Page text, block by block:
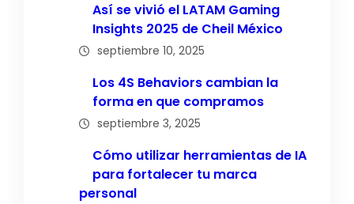
Así se vivió el LATAM Gaming
Insights 2025 de Cheil México
septiembre 10, 2025
Los 4S Behaviors cambian la
forma en que compramos
septiembre 3, 2025
Cómo utilizar herramientas de IA
para fortalecer tu marca
personal